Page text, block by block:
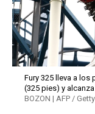
Fury 325 lleva a los
(325 pies) y
BOZON | AFP /